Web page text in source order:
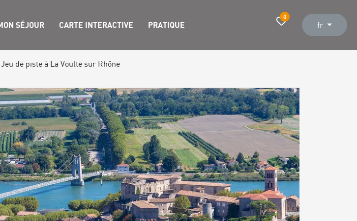
SÉJOUR CARTE INTERACTIVE PRATIQUE
0
fr
Jeu de piste à La Voulte sur Rhône